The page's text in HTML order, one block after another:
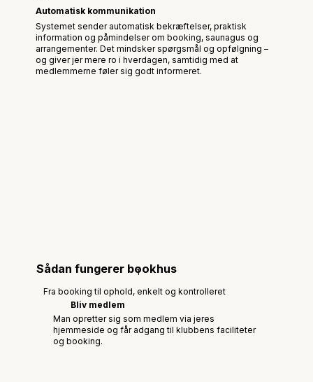
Automatisk kommunikation
Systemet sender automatisk bekræftelser, praktisk
information og påmindelser om booking, saunagus og
arrangementer. Det mindsker spørgsmål og opfølgning –
og giver jer mere ro i hverdagen, samtidig med at
medlemmerne føler sig godt informeret.
Sådan fungerer bookhus
Fra booking til ophold, enkelt og kontrolleret
Bliv medlem
Man opretter sig som medlem via jeres
hjemmeside og får adgang til klubbens faciliteter
og booking.
1